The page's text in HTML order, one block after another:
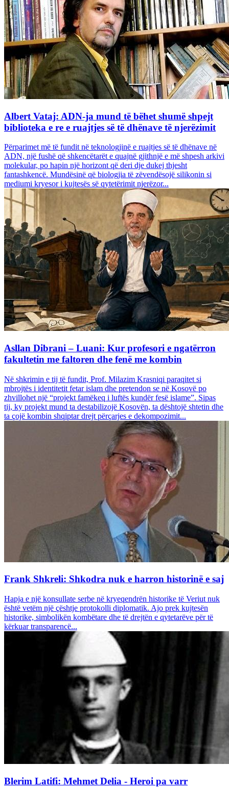
Albert Vataj: ADN-ja mund të bëhet shumë shpejt
biblioteka e re e ruajtjes së të dhënave të njerëzimit
Përparimet më të fundit në teknologjinë e ruajtjes së të dhënave në
ADN, një fushë që shkencëtarët e quajnë gjithnjë e më shpesh arkivi
molekular, po hapin një horizont që deri dje dukej thjesht
fantashkencë. Mundësinë që biologjia të zëvendësojë silikonin si
mediumi kryesor i kujtesës së qytetërimit njerëzor...
Asllan Dibrani – Luani: Kur profesori e ngatërron
fakultetin me faltoren dhe fenë me kombin
Në shkrimin e tij të fundit, Prof. Milazim Krasniqi paraqitet si
mbrojtës i identitetit fetar islam dhe pretendon se në Kosovë po
zhvillohet një “projekt famëkeq i luftës kundër fesë islame”. Sipas
tij, ky projekt mund ta destabilizojë Kosovën, ta dështojë shtetin dhe
ta çojë kombin shqiptar drejt përçarjes e dekompozimit...
Frank Shkreli: Shkodra nuk e harron historinë e saj
Hapja e një konsullate serbe në kryeqendrën historike të Veriut nuk
është vetëm një çështje protokolli diplomatik. Ajo prek kujtesën
historike, simbolikën kombëtare dhe të drejtën e qytetarëve për të
kërkuar transparencë...
Blerim Latifi: Mehmet Delia - Heroi pa varr